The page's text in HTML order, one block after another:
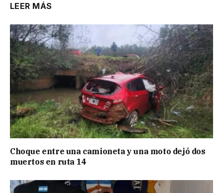
LEER MÁS
Choque entre una camioneta y una moto dejó dos
muertos en ruta 14